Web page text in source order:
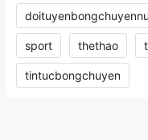
sport thethao
tintucbongchuyen